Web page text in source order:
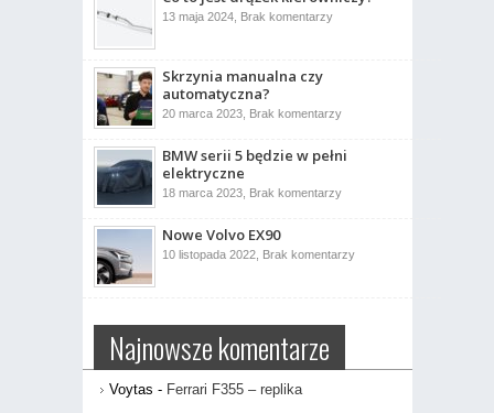
ujrzał
światło
13 maja 2024, Brak komentarzydo
Skrzynia manualna czy
automatyczna?
20 marca 2023, Brak komentarzydo
czy
automatyczna?
BMW serii 5 będzie w pełni
elektryczne
18 marca 2023, Brak komentarzydo
w
Nowe Volvo EX90
10 listopada 2022, Brak komentarzydo
Najnowsze komentarze
Voytas - Ferrari F355 – replika